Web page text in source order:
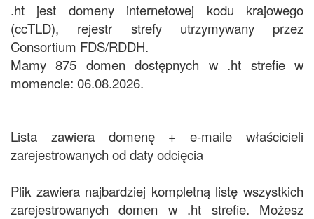
.ht jest domeny internetowej kodu krajowego
(ccTLD), rejestr strefy utrzymywany przez
Consortium FDS/RDDH.
Mamy 875 domen dostępnych w .ht strefie w
momencie: 06.08.2026.
Lista zawiera domenę + e-maile właścicieli
zarejestrowanych od daty odcięcia
Plik zawiera najbardziej kompletną listę wszystkich
zarejestrowanych domen w .ht strefie. Możesz